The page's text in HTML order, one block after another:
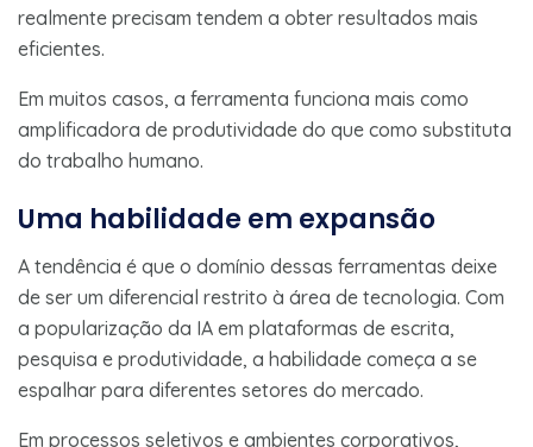
realmente precisam tendem a obter resultados mais
eficientes.
Em muitos casos, a ferramenta funciona mais como
amplificadora de produtividade do que como substituta
do trabalho humano.
Uma habilidade em expansão
A tendência é que o domínio dessas ferramentas deixe
de ser um diferencial restrito à área de tecnologia. Com
a popularização da IA em plataformas de escrita,
pesquisa e produtividade, a habilidade começa a se
espalhar para diferentes setores do mercado.
Em processos seletivos e ambientes corporativos,